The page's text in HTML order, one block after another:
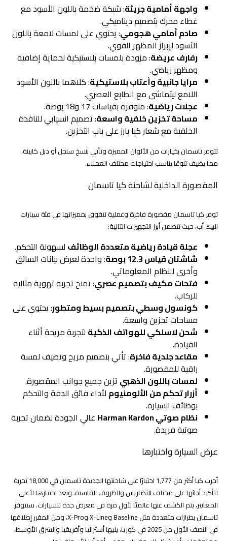
واجهة أمامية جريئة: شبكة ضخمة باللون الأسود مع
غطاء محرك بتصميم ديناميكي.
صادم أمامي هجومي: يحتوي على لمسات لامعة باللون
الأسود لإبراز المظهر القوي.
رفارف عريضة: مزودة بلمسات بلاستيكية لحماية إضافية
ومظهر رياضي.
مرايا جانبية وأعتاب بلاستيكية: كلاهما باللون الأسود
اللامع ليتماشى مع الطابع العصري.
عجلات رياضية: متوفرة بقياسات 17 و18 بوصة.
مساحة تخزين خلفية واسعة: تصميم انسيابي للنافذة
الخلفية مع شعار كيا بارز على باب التخزين.
تتوفر تاسمان بخيارات من الألوان المميزة وتأتي بنسخ سنجل أو دبل كابينة،
مما يضيف تنوعًا يناسب احتياجات مختلف العملاء.
المقصورة الداخلية لشاحنة كيا تاسمان
توفر كيا تاسمان مقصورة فاخرة وعملية تتفوق بمميزاتها في فئة سيارات
البيك أب، حيث تتضمن أبرز التجهيزات التالية:
عجلة قيادة رياضية متعددة الوظائف لسهولة التحكم.
شاشتان قياس 12.3 بوصة
: واحدة لعرض بيانات السائق
وأخرى للنظام المعلوماتي.
فتحات مكيف بتصميم عصري: تمنح تجربة تهوية مثالية
للركاب.
كونسول وسطي بتصميم بسيط ومتطور: يحتوي على
مساحات تخزين واسعة.
شحن لاسلكي للهواتف الذكية لتجربة مريحة أثناء
القيادة.
مقاعد جلدية فاخرة: تأتي بتصميم مريح وتضيف لمسة
راقية للمقصورة.
لمسات باللون الذهبي تزين جميع جوانب المقصورة.
أزرار تحكم من الألومنيوم لأداء فائق الدقة والتحكم
بوظائف السيارة.
نظام صوتي Harman Kardon
عالي الجودة لضمان تجربة
صوتية فريدة.
عرض السيارة واختبارها
أجرت كيا أكثر من 1,777 اختبارًا على شاحنتها الجديدة تاسمان في 18,000 تجربة
لتأكيد أدائها على مختلف التضاريس والظروف القاسية، وبعد اجتيازها لأعلى
المعايير، يتم الكشف عنها عالميًا لأول مرة في معرض جدة للسيارات. ستتوفر
تاسمان بطرازات متعددة مثل Baseline وX-Line وX-Pro، ومن المقرر إطلاقها
في النصف الأول من 2025 في كوريا، يليها أستراليا وأفريقيا والشرق الأوسط،